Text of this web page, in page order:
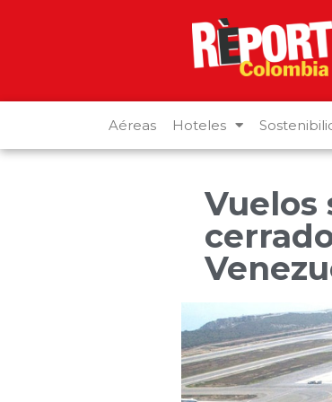
Aéreas Hoteles
Vuelos